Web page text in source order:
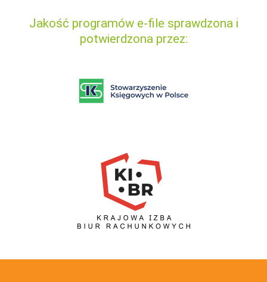
Jakość programów e-file sprawdzona i
potwierdzona przez: